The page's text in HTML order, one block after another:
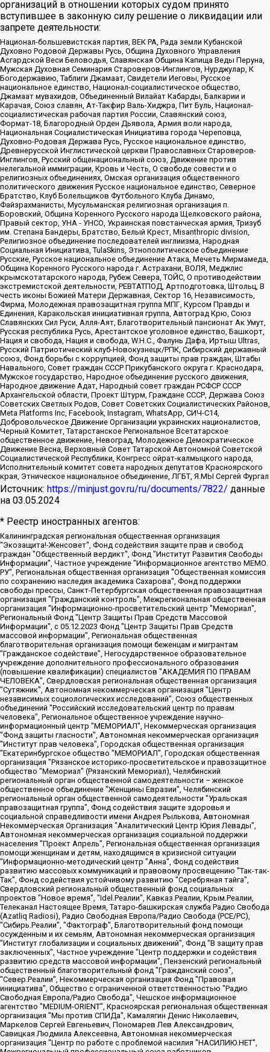
организаций в отношении которых судом принято
вступившее в законную силу решение о ликвидации или
запрете деятельности:
Национал-большевистская партия, ВЕК РА, Рада земли Кубанской
Духовно Родовой Державы Русь, Община Духовного Управления
Асгардской Веси Беловодья, Славянская Община Капища Веды Перуна,
Мужская Духовная Семинария Староверов-Инглингов, Нурджулар, К
Богодержавию, Таблиги Джамаат, Свидетели Иеговы, Русское
национальное единство, Национал-социалистическое общество,
Джамаат мувахидов, Объединенный Вилайат Кабарды, Балкарии и
Карачая, Союз славян, Ат-Такфир Валь-Хиджра, Пит Буль, Национал-
социалистическая рабочая партия России, Славянский союз,
Формат-18, Благородный Орден Дьявола, Армия воли народа,
Национальная Социалистическая Инициатива города Череповца,
Духовно-Родовая Держава Русь, Русское национальное единство,
Древнерусской Инглистической церкви Православных Староверов-
Инглингов, Русский общенациональный союз, Движение против
нелегальной иммиграции, Кровь и Честь, О свободе совести и о
религиозных объединениях, Омская организация общественного
политического движения Русское национальное единство, Северное
Братство, Клуб Болельщиков Футбольного Клуба Динамо,
Файзрахманисты, Мусульманская религиозная организация п.
Боровский, Община Коренного Русского народа Щелковского района,
Правый сектор, УНА - УНСО, Украинская повстанческая армия, Тризуб
им. Степана Бандеры, Братство, Белый Крест, Misanthropic division,
Религиозное объединение последователей инглиизма, Народная
Социальная Инициатива, TulaSkins, Этнополитическое объединение
Русские, Русское национальное объединение Атака, Мечеть Мирмамеда,
Община Коренного Русского народа г. Астрахани, ВОЛЯ, Меджлис
крымскотатарского народа, Рубеж Севера, ТОЙС, О противодействии
экстремистской деятельности, РЕВТАТПОД, Артподготовка, Штольц, В
честь иконы Божией Матери Державная, Сектор 16, Независимость,
Фирма, Молодежная правозащитная группа МПГ, Курсом Правды и
Единения, Каракольская инициативная группа, Автоград Крю, Союз
Славянских Сил Руси, Алля-Аят, Благотворительный пансионат Ак Умут,
Русская республика Русь, Арестантское уголовное единство, Башкорт,
Нация и свобода, Нация и свобода, W.H.С., Фалунь Дафа, Иртыш Ultras,
Русский Патриотический клуб-Новокузнецк/РПК, Сибирский державный
союз, Фонд борьбы с коррупцией, Фонд защиты прав граждан, Штабы
Навального, Совет граждан СССР Прикубанского округа г. Краснодара,
Мужское государство, Народное объединение русского движения,
Народное движение Адат, Народный совет граждан РСФСР СССР
Архангельской области, Проект Штурм, Граждане СССР, Держава Союз
Советских Светлых Родов, Совет Советских Социалистических Районов,
Meta Platforms Inc, Facebook, Instagram, WhatsApp, СИЧ-С14,
Добровольческое Движение Организации украинских националистов,
Черный Комитет, Татарстанское Региональное Всетатарское
общественное движение, Невоград, Молодежное Демократическое
Движение Весна, Верховный Совет Татарской Автономной Советской
Социалистической Республики, Конгресс ойрат-калмыцкого народа,
Исполнительный комитет совета народных депутатов Красноярского
края, Этническое национальное объединение, ЛГБТ, Я.МЫ Сергей Фургал
Источник: https://minjust.gov.ru/ru/documents/7822/ данные
на 03.05.2024
* Реестр иностранных агентов:
Калининградская региональная общественная организация "Экозащита!-Женсовет", Фонд содействия защите прав и свобод граждан "Общественный вердикт", Фонд "Институт Развития Свободы Информации", Частное учреждение "Информационное агентство МЕМО. РУ", Региональная общественная организация "Общественная комиссия по сохранению наследия академика Сахарова", Фонд поддержки свободы прессы, Санкт-Петербургская общественная правозащитная организация "Гражданский контроль", Межрегиональная общественная организация "Информационно-просветительский центр "Мемориал", Региональный Фонд "Центр Защиты Прав Средств Массовой Информации", с 05.12.2023 Фонд "Центр Защиты Прав Средств массовой информации", Региональная общественная благотворительная организация помощи беженцам и мигрантам "Гражданское содействие", Негосударственное образовательное учреждение дополнительного профессионального образования (повышение квалификации) специалистов "АКАДЕМИЯ ПО ПРАВАМ ЧЕЛОВЕКА", Свердловская региональная общественная организация "Сутяжник", Автономная некоммерческая организация "Центр независимых социологических исследований", Союз общественных объединений "Российский исследовательский центр по правам человека", Региональное общественное учреждение научно-информационный центр "МЕМОРИАЛ", Некоммерческая организация "Фонд защиты гласности", Автономная некоммерческая организация "Институт прав человека", Городская общественная организация "Екатеринбургское общество "МЕМОРИАЛ", Городская общественная организация "Рязанское историко-просветительское и правозащитное общество "Мемориал" (Рязанский Мемориал), Челябинский региональный орган общественной самодеятельности – женское общественное объединение "Женщины Евразии", Челябинский региональный орган общественной самодеятельности "Уральская правозащитная группа", Фонд содействия защите здоровья и социальной справедливости имени Андрея Рылькова, Автономная Некоммерческая Организация "Аналитический Центр Юрия Левады", Автономная некоммерческая организация социальной поддержки населения "Проект Апрель", Региональная общественная организация помощи женщинам и детям, находящимся в кризисной ситуации "Информационно-методический центр "Анна", Фонд содействия развитию массовых коммуникаций и правовому просвещению "Так-так-Так", Фонд содействия устойчивому развитию "Серебряная тайга", Свердловский региональный общественный фонд социальных проектов "Новое время", "Idel.Реалии", Кавказ.Реалии, Крым.Реалии, Телеканал Настоящее Время, Татаро-башкирская служба Радио Свобода (Azatliq Radiosi), Радио Свободная Европа/Радио Свобода (PCE/PC), "Сибирь.Реалии", "Фактограф", Благотворительный фонд помощи осужденным и их семьям, Автономная некоммерческая организация "Институт глобализации и социальных движений", Фонд "В защиту прав заключенных", Частное учреждение "Центр поддержки и содействия развитию средств массовой информации", Пензенский региональный общественный благотворительный фонд "Гражданский союз", "Север.Реалии", Некоммерческая организация Фонд "Правовая инициатива", Общество с ограниченной ответственностью "Радио Свободная Европа/Радио Свобода", Чешское информационное агентство "MEDIUM-ORIENT", Красноярская региональная общественная организация "Мы против СПИДа", Камалягин Денис Николаевич, Маркелов Сергей Евгеньевич, Пономарев Лев Александрович, Савицкая Людмила Алексеевна, Автономная некоммерческая организация "Центр по работе с проблемой насилия "НАСИЛИЮ.НЕТ", Межрегиональный профессиональный союз работников здравоохранения "Альянс врачей", Юридическое лицо, зарегистрированное в Латвийской Республике, SIA "Medusa Project" (регистрационный номер 40103797863, дата регистрации 10.06.2014), Некоммерческая организация "Фонд по борьбе с коррупцией", Автономная некоммерческая организация "Институт права и публичной политики", Баданин Роман Сергеевич, Гликин Максим Александрович, Железнова Мария Михайловна, Лукьянова Юлия Сергеевна, Маетная Елизавета Витальевна, Маняхин Петр Борисович, Чуракова Ольга Владимировна, Ярош Юлия Петровна, Юридическое лицо "The Insider SIA", зарегистрированное в Риге, Латвийская Республика (дата регистрации 26.06.2015), являющееся администратором доменного имени интернет-издания "The Insider SIA", https://theins.ru, Постернак Алексей Евгеньевич, Рубин Михаил Аркадьевич, Анин Роман Александрович, Юридическое лицо Istories fonds, зарегистрированное в Латвийской Республике (регистрационный номер 50008295751, дата регистрации 24.02.2020), Великовский Дмитрий Александрович, Долинина Ирина Николаевна, Мароховская Алеся Алексеевна, Шлейнов Роман Юрьевич, Шмагун Олеся Валентиновна, Общество с ограниченной ответственностью "Альтаир 2021", Общество с ограниченной ответственностью "Вега 2021", Общество с ограниченной ответственностью "Главный редактор 2021", Общество с ограниченной ответственностью "Ромашки монолит", Важенков Артем Валерьевич, Ивановская областная общественная организация "Центр гендерных исследований", Гурман Юрий Альбертович, Медиапроект "ОВД-Инфо", Егоров Владимир Владимирович, Жилинский Владимир Александрович, Общество с ограниченной ответственностью "ЗП", Иванова София Юрьевна, Карезина Инна Павловна, Кильтау Екатерина Викторовна, Петров Алексей Викторович, Пискунов Сергей Евгеньевич, Смирнов Сергей Сергеевич, Тихонов Михаил Сергеевич, Общество с ограниченной ответственностью "ЖУРНАЛИСТ-ИНОСТРАННЫЙ АГЕНТ", Арапова Галина Юрьевна, Вольтская Татьяна Анатольевна, Американская компания "Mason G.E.S. Anonymous Foundation" (США), являющаяся владельцем интернет-издания https://mnews.world/, Компания "Stichting Bellingcat", зарегистрированная в Нидерландах (дата регистрации 11.07.2018), Захаров Андрей Вячеславович, Клепиковская Екатерина Дмитриевна, Общество с ограниченной ответственностью "МЕМО", Перл Роман Александрович, Симонов Евгений Алексеевич, Соловьева Елена Анатольевна, Сотников Даниил Владимирович, Сурначева Елизавета Дмитриевна, Автономная некоммерческая организация по защите прав человека и информированию населения "Якутия – Наше Мнение", Общество с ограниченной ответственностью "Москоу диджитал медиа", с 26.01.2023 Общество с ограниченной ответственностью "Чайка Белые сады", Ветошкина Валерия Валерьевна, Заговора Максим Александрович, Межрегиональное общественное движение "Российская ЛГБТ - сеть", Оленичев Максим Владимирович, Павлов Иван Юрьевич, Скворцова Елена Сергеевна, Общество с ограниченной ответственностью "Как бы инагент", Кочетков Игорь Викторович, Общество с ограниченной ответственностью "Честные выборы", Еланчик Олег Александрович, Общество с ограниченной ответственностью "Нобелевский призыв", Гималова Регина Эмилевна, Григорьев Андрей Валерьевич, Григорьева Алина Александровна, Ассоциация по содействию защите прав призывников, альтернативнослужащих и военнослужащих "Правозащитная группа "Гражданин.Армия.Право", Хисамова Регина Фаритовна, Автономная некоммерческая организация по реализации социально-правовых программ "Лилит", Дальневосточное общественное движение "Маяк", Санкт-Петербургская ЛГБТ-инициативная группа "Выход", Инициативная группа ЛГБТ+ "Реверс", Алексеев Андрей Викторович, Бекбулатова Таисия Львовна, Беляев Иван Михайлович, Владыкина Елена Сергеевна, Гельман Марат Александрович, Никульшина Вероника Юрьевна, Толоконникова Надежда Андреевна, Шендерович Виктор Анатольевич, Общество с ограниченной ответственностью "Данное сообщение", Общество с ограниченной ответственностью Издательский дом "Новая глава", Айнбиндер Александра Александровна, Московский комьюнити-центр для ЛГБТ+инициатив, Благотворительный фонд развития филантропии, Deutsche Welle (Германия, Kurt-Schumacher-Strasse 3, 53113 Bonn), Борзунова Мария Михайловна, Воробьев Виктор Викторович, Голубева Анна Львовна, Константинова Алла Михайловна, Малкова Ирина Владимировна, Мурадов Мурад Абдулгалимович, Осетинская Елизавета Николаевна, Понасенков Евгений Николаевич, Ганапольский Матвей Юрьевич, Киселев Евгений Алексеевич, Борухович Ирина Григорьевна, Дремин Иван Тимофеевич, Дубровский Дмитрий Викторович, Красноярская региональная общественная организация поддержки и развития альтернативных образовательных технологий и межкультурных коммуникаций "ИНТЕРРА", Маяковская Екатерина Алексеевна, Фейгин Марк Захарович, Филимонов Андрей Викторович, Дзугкоева Регина Николаевна, Доброхотов Роман Александрович, Дудь Юрий Александрович, Елкин Сергей Владимирович, Кругликов Кирилл Игоревич, Сабунаева Мария Леонидовна, Семенов Алексей Владимирович, Шаинян Карен Багратович, Шульман Екатерина Михайловна, Асафьев Артур Валерьевич, Вахштайн Виктор Семенович, Венедиктов Алексей Алексеевич, Лушникова Екатерина Евгеньевна, Волков Леонид Михайлович, Невзоров Александр Глебович, Пархоменко Сергей Борисович, Сироткин Ярослав Николаевич, Кара-Мурза Владимир Владимирович, Баранова Наталья Владимировна, Гозман Леонид Яковлевич, Кагарлицкий Борис Юльевич, Климарев Михаил Валерьевич, Милов Владимир Станиславович, Автономная некоммерческая организация Краснодарский центр современного искусства "Типография", Моргенштерн Алишер Тагирович, Соболь Любовь Эдуардовна, Общество с ограниченной ответственностью "ЛИЗА НОРМ", Каспаров Гарри Кимович, Ходорковский Михаил Борисович, Общество с ограниченной ответственностью "Апрельские тезисы", Данилович Ирина Брониславовна, Кашин Олег Владимирович, Петров Николай Владимирович, Пивоваров Алексей Владимирович, Соколов Михаил Владимирович, Цветкова Юлия Владимировна, Чичваркин Евгений Александрович, Комитет против пыток/Команда против пыток, Общество с ограниченной ответственностью "Первый научный", Общество с ограниченной ответственностью "Вертолет и ко", Белоцерковская Вероника Борисовна, Кац Максим Евгеньевич, Лазарева Татьяна Юрьевна, Шаведдинов Руслан Табризович, Яшин Илья Валерьевич, Общество с ограниченной ответственностью "Иноагент ААВ", Алешковский Дмитрий Петрович, Альбац Евгения Марковна, Быков Дмитрий Львович, Галямина Юлия Евгеньевна, Лойко Сергей Леонидович, Мартынов Кирилл Константинович, Медведев Сергей Александрович, Крашенинников Федор Геннадиевич, Гордеева Катерина Вл